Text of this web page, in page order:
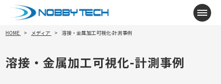
メニ
HOME メディア 溶接・金属加工可視化-計測事例
溶接・金属加工可視化-計測事例